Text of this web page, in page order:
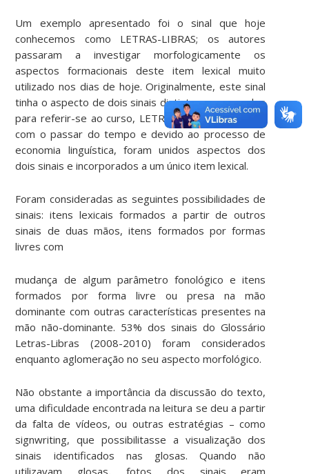
Um exemplo apresentado foi o sinal que hoje
conhecemos como LETRAS-LIBRAS; os autores
passaram a investigar morfologicamente os
aspectos formacionais deste item lexical muito
utilizado nos dias de hoje. Originalmente, este sinal
tinha o aspecto de dois sinais distintos empregados
para referir-se ao curso, LETRAS e LIBRAS. Porém,
com o passar do tempo e devido ao processo de
economia linguística, foram unidos aspectos dos
dois sinais e incorporados a um único item lexical.
Foram consideradas as seguintes possibilidades de
sinais: itens lexicais formados a partir de outros
sinais de duas mãos, itens formados por formas
livres com
mudança de algum parâmetro fonológico e itens
formados por forma livre ou presa na mão
dominante com outras características presentes na
mão não-dominante. 53% dos sinais do Glossário
Letras-Libras (2008-2010) foram considerados
enquanto aglomeração no seu aspecto morfológico.
Não obstante a importância da discussão do texto,
uma dificuldade encontrada na leitura se deu a partir
da falta de vídeos, ou outras estratégias – como
signwriting, que possibilitasse a visualização dos
sinais identificados nas glosas. Quando não
utilizavam glosas, fotos dos sinais eram